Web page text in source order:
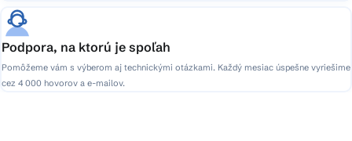
Podpora, na ktorú je spoľah
Pomôžeme vám s výberom aj technickými otázkami. Každý mesiac úspešne vyriešime
cez 4 000 hovorov a e-mailov.